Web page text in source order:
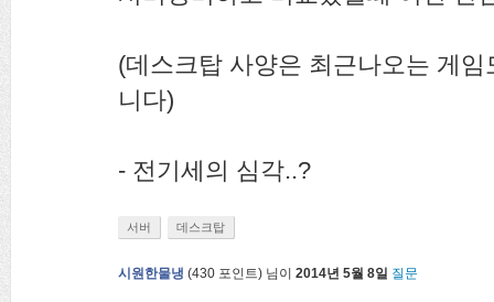
(데스크탑 사양은 최근나오는 게
니다)
- 전기세의 심각..?
서버 데스크탑
시원한물냉 (430 포인트) 님이 2014년 5월 8일 질문